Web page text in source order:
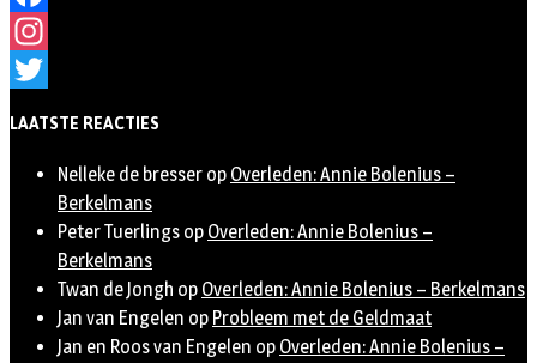
Facebook
Instagram
LAATSTE REACTIES
Nelleke de bresser op Overleden: Annie Bolenius –
Berkelmans
Peter Tuerlings op Overleden: Annie Bolenius –
Berkelmans
Twan de Jongh op Overleden: Annie Bolenius – Berkelmans
Jan van Engelen op Probleem met de Geldmaat
Jan en Roos van Engelen op Overleden: Annie Bolenius –